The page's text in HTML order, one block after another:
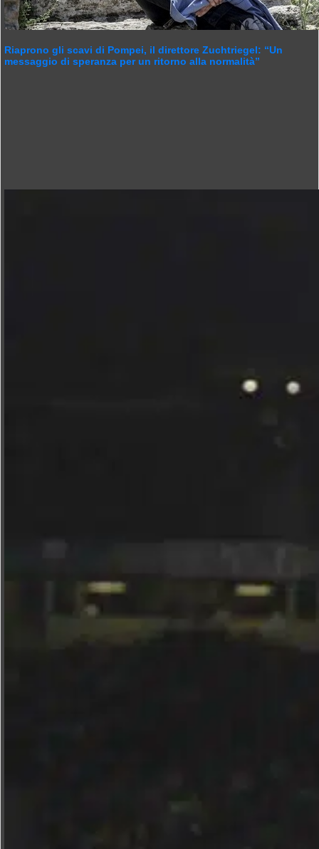
Riaprono gli scavi di Pompei, il direttore Zuchtriegel: “Un
messaggio di speranza per un ritorno alla normalità”